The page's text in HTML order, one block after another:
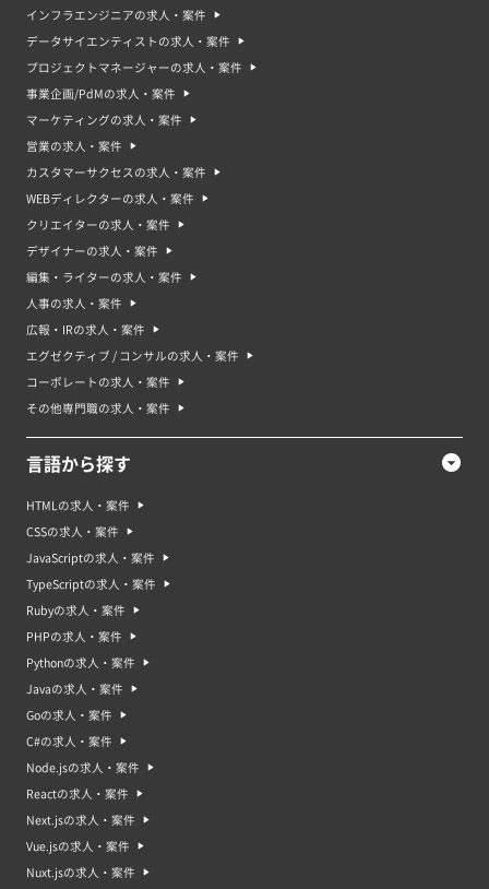
インフラエンジニアの求人・案件
データサイエンティストの求人・案件
プロジェクトマネージャーの求人・案件
事業企画/PdMの求人・案件
マーケティングの求人・案件
営業の求人・案件
カスタマーサクセスの求人・案件
WEBディレクターの求人・案件
クリエイターの求人・案件
デザイナーの求人・案件
編集・ライターの求人・案件
人事の求人・案件
広報・IRの求人・案件
エグゼクティブ / コンサルの求人・案件
コーポレートの求人・案件
その他専門職の求人・案件
言語から探す
HTMLの求人・案件
CSSの求人・案件
JavaScriptの求人・案件
TypeScriptの求人・案件
Rubyの求人・案件
PHPの求人・案件
Pythonの求人・案件
Javaの求人・案件
Goの求人・案件
C#の求人・案件
Node.jsの求人・案件
Reactの求人・案件
Next.jsの求人・案件
Vue.jsの求人・案件
Nuxt.jsの求人・案件